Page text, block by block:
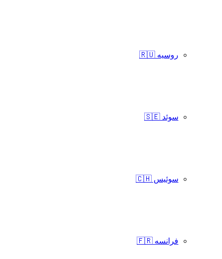
روسیه 🇷🇺
سوئد 🇸🇪
سوئیس 🇨🇭
فرانسه 🇫🇷